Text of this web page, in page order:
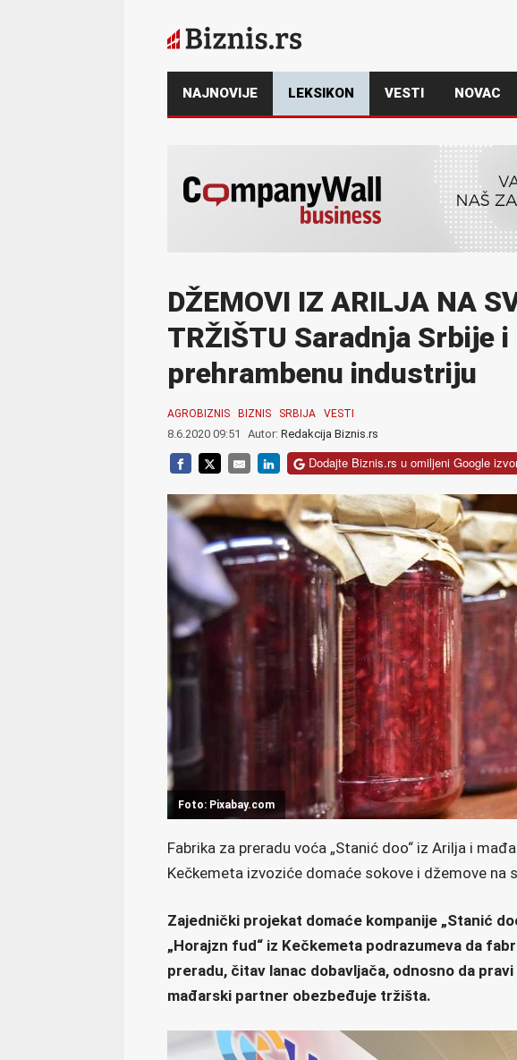
NAJNOVIJE LEKSIKON VESTI NOVAC
DŽEMOVI IZ ARILJA NA
TRŽIŠTU Saradnja Srbije
prehrambenu industriju
AGROBIZNIS BIZNIS SRBIJA VESTI
8.6.2020 09:51 Autor: Redakcija Biznis.rs
Dodajte Biznis.rs u omiljeni Google
Foto: Pixabay.com
Fabrika za preradu voća „Stanić doo“ iz Arilja i
Kečkemeta izvoziće domaće sokove i džemove na
Zajednički projekat domaće kompanije „Stanić
„Horajzn fud“ iz Kečkemeta podrazumeva da
preradu, čitav lanac dobavljača, odnosno da
mađarski partner obezbeđuje tržišta.